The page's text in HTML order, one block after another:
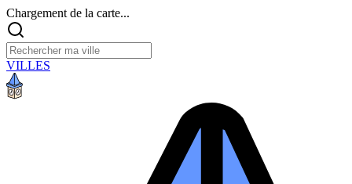
Chargement de la carte...
VILLES